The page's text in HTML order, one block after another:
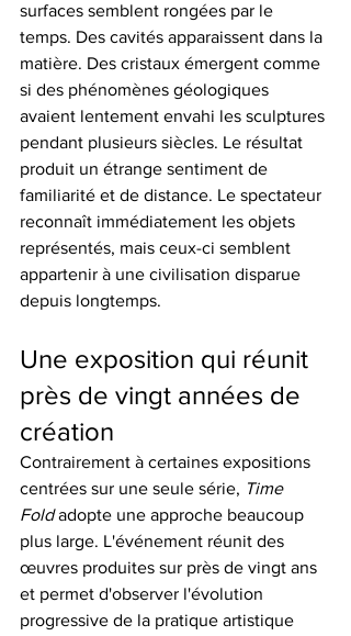
surfaces semblent rongées par le
temps. Des cavités apparaissent dans la
matière. Des cristaux émergent comme
si des phénomènes géologiques
avaient lentement envahi les sculptures
pendant plusieurs siècles. Le résultat
produit un étrange sentiment de
familiarité et de distance. Le spectateur
reconnaît immédiatement les objets
représentés, mais ceux-ci semblent
appartenir à une civilisation disparue
depuis longtemps.
Une exposition qui réunit
près de vingt années de
création
Contrairement à certaines expositions
centrées sur une seule série, Time
Fold adopte une approche beaucoup
plus large. L'événement réunit des
œuvres produites sur près de vingt ans
et permet d'observer l'évolution
progressive de la pratique artistique